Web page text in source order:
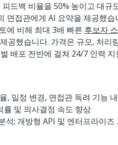
드백 비율을 50% 높이고 대규
면접관에게 AI 요약을 제공했습
에 비해 최대 3배 빠른 후보자
공했습니다. 가격은 규모, 처리
배포 전반에 걸쳐 24/7 인력
, 일정 변경, 면접관 독려 기능
및 의사결정 속도 향상
석; 개방형 API 및 엔터프라이즈